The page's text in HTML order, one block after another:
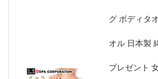
グ ボディタ
オル 日本製
プレゼント